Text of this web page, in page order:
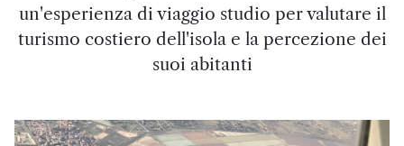
un'esperienza di viaggio studio per valutare il
turismo costiero dell'isola e la percezione dei
suoi abitanti